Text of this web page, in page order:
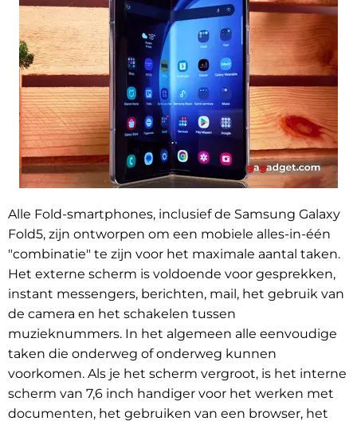
Alle Fold-smartphones, inclusief de Samsung Galaxy
Fold5, zijn ontworpen om een mobiele alles-in-één
"combinatie" te zijn voor het maximale aantal taken.
Het externe scherm is voldoende voor gesprekken,
instant messengers, berichten, mail, het gebruik van
de camera en het schakelen tussen
muzieknummers. In het algemeen alle eenvoudige
taken die onderweg of onderweg kunnen
voorkomen. Als je het scherm vergroot, is het interne
scherm van 7,6 inch handiger voor het werken met
documenten, het gebruiken van een browser, het